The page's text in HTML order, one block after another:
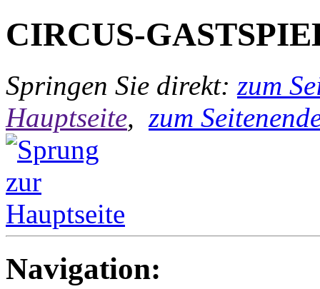
CIRCUS-
Springen Sie direkt: zum
Hauptseite, zum
Navigation: